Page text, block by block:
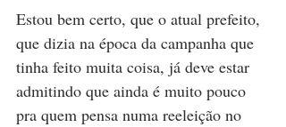
Estou bem certo, que o atual prefeito,
que dizia na época da campanha que
tinha feito muita coisa, já deve estar
admitindo que ainda é muito pouco
pra quem pensa numa reeleição no